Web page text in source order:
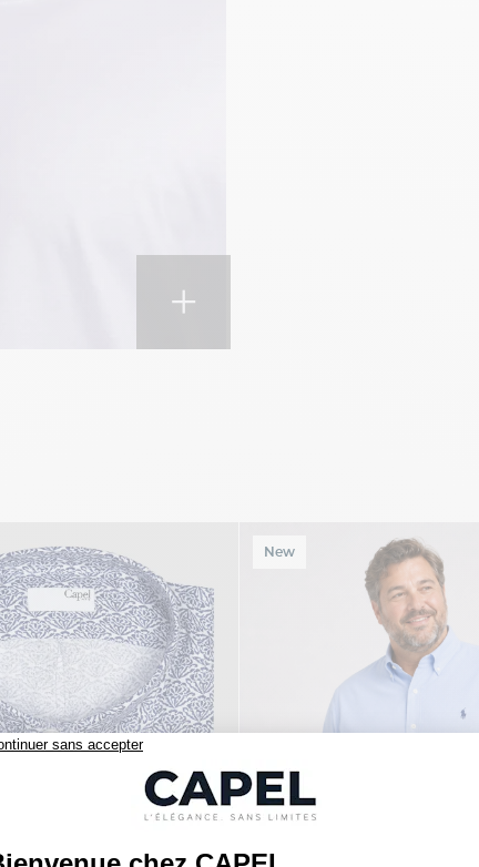
+
New